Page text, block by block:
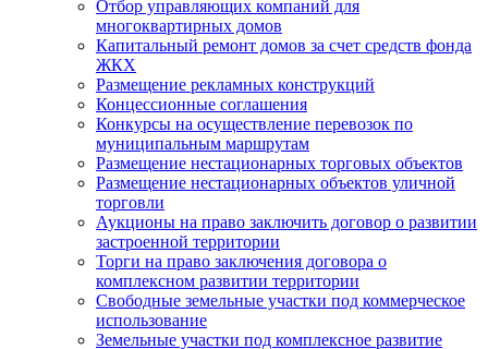
Отбор управляющих компаний для
многоквартирных домов
Капитальный ремонт домов за счет средств фонда
ЖКХ
Размещение рекламных конструкций
Концессионные соглашения
Конкурсы на осуществление перевозок по
муниципальным маршрутам
Размещение нестационарных торговых объектов
Размещение нестационарных объектов уличной
торговли
Аукционы на право заключить договор о развитии
застроенной территории
Торги на право заключения договора о
комплексном развитии территории
Свободные земельные участки под коммерческое
использование
Земельные участки под комплексное развитие